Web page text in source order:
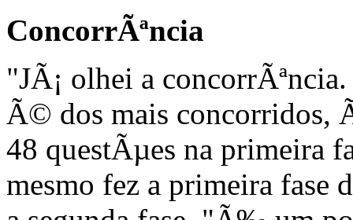
ConcorrÃªncia
"JÃ¡ olhei a
Ã© dos mais concorridos,
48 questÃµes na primeira
mesmo fez a primeira fase